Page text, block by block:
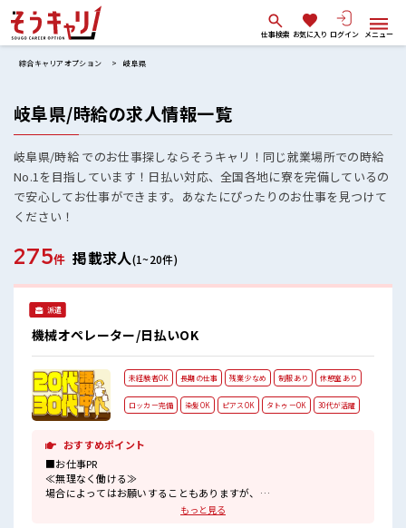
仕事検索 お気に入り ログイン メニュー
綜合キャリアオプション 岐阜県
岐阜県/時給の求人情報一覧
岐阜県/時給 でのお仕事探しならそうキャリ！同じ就業場所での時給
No.1を目指しています！日払い対応、全国各地に寮を完備しているの
で安心してお仕事ができます。あなたにぴったりのお仕事を見つけて
ください！
275件 掲載求人(1~20件)
派遣
機械オペレーター/日払いOK
未経験者OK 長期の仕事 残業少なめ 制服あり 休憩室あり
ロッカー完備 染髪OK ピアスOK タトゥーOK 30代が活躍
おすすめポイント
■お仕事PR
≪無理なく働ける≫
場合によってはお願いすることもありますが、
もっと見る